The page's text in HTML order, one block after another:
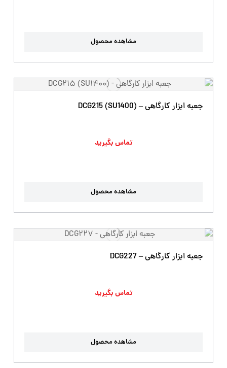
مشاهده محصول
جعبه ابزار کارگاهی – DCG215 (SU1400)
تماس بگیرید
مشاهده محصول
جعبه ابزار کارگاهی – DCG227
تماس بگیرید
مشاهده محصول